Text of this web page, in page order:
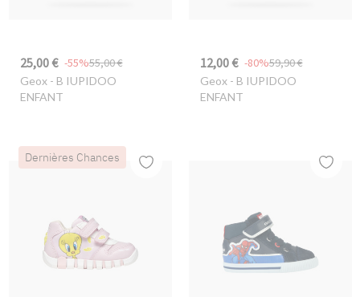
25,00 € 55,00 €
-55%
Geox- B IUPIDOO
ENFANT
12,00 € 59,90 €
-80%
Geox- B IUPIDOO
ENFANT
Dernières Chances